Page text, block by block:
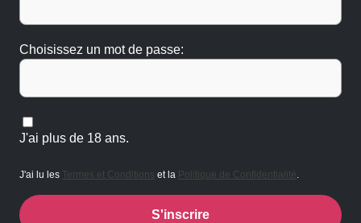
Choisissez un mot de passe:
J'ai plus de 18 ans.
J'ai lu les Termes et Conditions et la Politique de Confidentialité.
S'inscrire